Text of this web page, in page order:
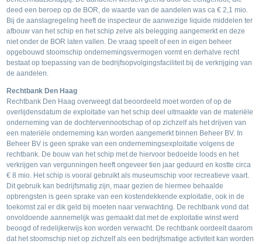
deed een beroep op de BOR, de waarde van de aandelen was ca € 2,1 mio.
Bij de aanslagregeling heeft de inspecteur de aanwezige liquide middelen ter
afbouw van het schip en het schip zelve als belegging aangemerkt en deze
niet onder de BOR laten vallen. De vraag speelt of een in eigen beheer
opgebouwd stoomschip ondernemingsvermogen vormt en derhalve recht
bestaat op toepassing van de bedrijfsopvolgingsfaciliteit bij de verkrijging van
de aandelen.
Rechtbank Den Haag
Rechtbank Den Haag overweegt dat beoordeeld moet worden of op de
overlijdensdatum de exploitatie van het schip deel uitmaakte van de materiële
onderneming van de dochtervennootschap of op zichzelf als het drijven van
een materiële onderneming kan worden aangemerkt binnen Beheer BV. In
Beheer BV is geen sprake van een ondernemingsexploitatie volgens de
rechtbank. De bouw van het schip met de hiervoor bedoelde loods en het
verkrijgen van vergunningen heeft ongeveer tien jaar geduurd en kostte circa
€ 8 mio. Het schip is vooral gebruikt als museumschip voor recreatieve vaart.
Dit gebruik kan bedrijfsmatig zijn, maar gezien de hiermee behaalde
opbrengsten is geen sprake van een kostendekkende exploitatie, ook in de
toekomst zal er dik geld bij moeten naar verwachting. De rechtbank vond dat
onvoldoende aannemelijk was gemaakt dat met de exploitatie winst werd
beoogd of redelijkerwijs kon worden verwacht. De rechtbank oordeelt daarom
dat het stoomschip niet op zichzelf als een bedrijfsmatige activiteit kan worden